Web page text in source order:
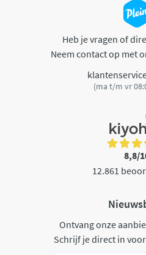
Heb je vragen of
Neem contact op met
(ma t/m vr
8,8/
12.861
Ontvang onze
Schrijf je direct in